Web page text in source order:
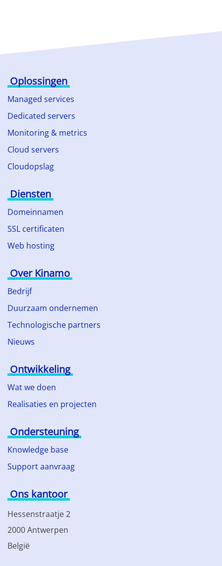
Oplossingen
Managed services
Dedicated servers
Monitoring & metrics
Cloud servers
Cloudopslag
Diensten
Domeinnamen
SSL certificaten
Web hosting
Over Kinamo
Bedrijf
Duurzaam ondernemen
Technologische partners
Nieuws
Ontwikkeling
Wat we doen
Realisaties en projecten
Ondersteuning
Knowledge base
Support aanvraag
Ons kantoor
Hessenstraatje 2
2000 Antwerpen
België